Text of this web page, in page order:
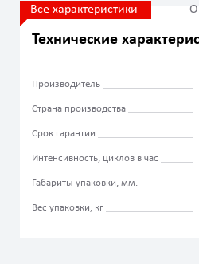
Все характеристики
Технические
Производитель
Страна производства
Срок гарантии
Интенсивность, циклов в час
Габариты упаковки, мм.
Вес упаковки, кг